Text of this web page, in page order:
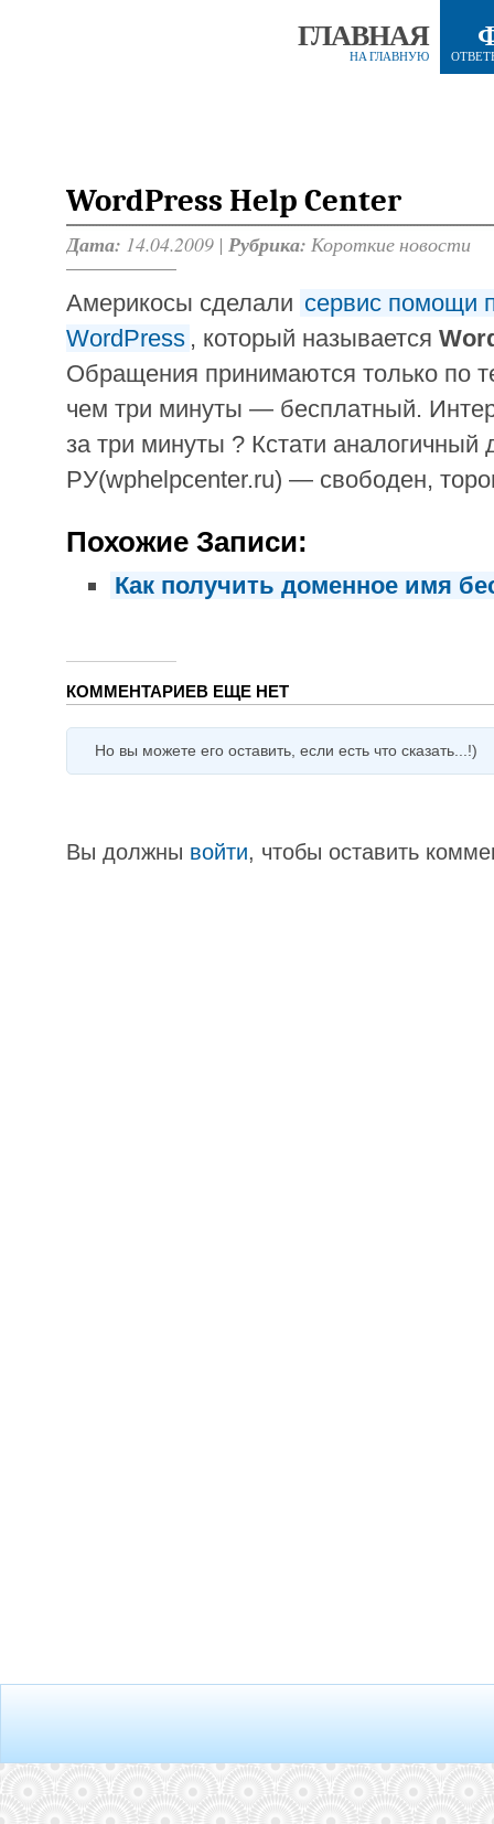
ГЛАВНАЯ
НА ГЛАВНУЮ
WordPress Help Center
Дата: 14.04.2009 | Рубрика: Короткие новости
Америкосы сделали сервис помощи
WordPress , который называется
Обращения принимаются только по
чем три минуты — бесплатный.
за три минуты ? Кстати аналогичный
РУ(wphelpcenter.ru) — свободен,
Похожие Записи:
Как получить доменное имя
КОММЕНТАРИЕВ ЕЩЕ НЕТ
Но вы можете его оставить, если есть что сказать...!)
Вы должны войти, чтобы оставить